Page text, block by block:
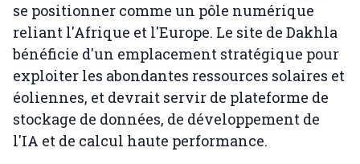
se positionner comme un pôle numérique
reliant l'Afrique et l'Europe. Le site de Dakhla
bénéficie d'un emplacement stratégique pour
exploiter les abondantes ressources solaires et
éoliennes, et devrait servir de plateforme de
stockage de données, de développement de
l'IA et de calcul haute performance.